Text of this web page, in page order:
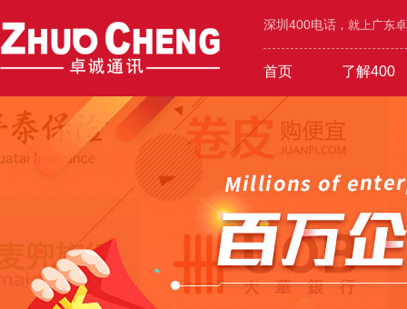
深圳400电话 ，就上广东
首页 了解400
400价值 400功能
600元年套餐
工业/环保/能源 机械/设备/五金